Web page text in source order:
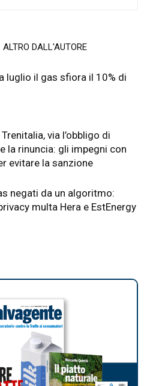
ALTRO DALL'AUTORE
luglio il gas sfiora il 10% di
via l’obbligo di
la rinuncia: gli impegni con
evitare la sanzione
negati da un algoritmo:
multa Hera e EstEnergy